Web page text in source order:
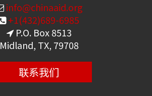
info@chinaaid.org
+1(432)689-6985
P.O. Box 8513
Midland, TX, 79708
联系我们